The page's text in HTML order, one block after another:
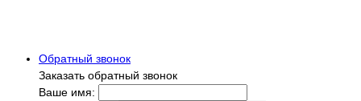
Обратный звонок
Заказать обратный звонок
Ваше имя: